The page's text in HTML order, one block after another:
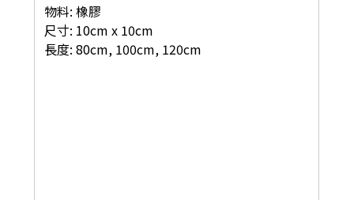
物料: 橡膠
尺寸: 10cm x 10cm
長度: 80cm, 100cm, 120cm